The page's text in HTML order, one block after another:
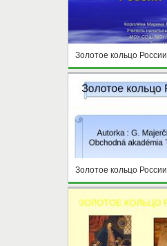
Золотое кольцо России
Золотое кольцо России